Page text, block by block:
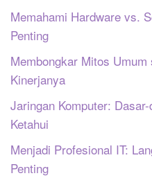
Memahami Hardware vs.
Penting
Membongkar Mitos
Kinerjanya
Jaringan Komputer:
Ketahui
Menjadi Profesional IT:
Penting